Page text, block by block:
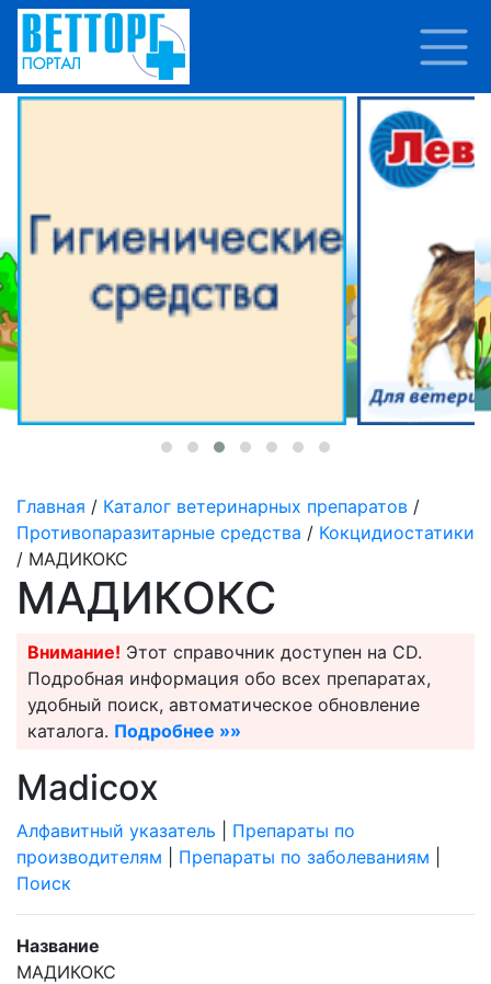
Главная / Каталог ветеринарных препаратов /
Противопаразитарные средства / Кокцидиостатики
/ МАДИКОКС
МАДИКОКС
Внимание! Этот справочник доступен на CD.
Подробная информация обо всех препаратах,
удобный поиск, автоматическое обновление
каталога. Подробнее »»
Madicoх
Алфавитный указатель
Препараты по
производителям
Препараты по заболеваниям
Поиск
Название
МАДИКОКС